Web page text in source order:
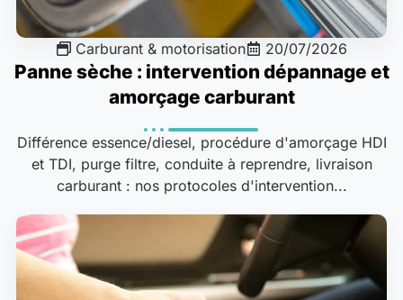
Carburant & motorisation 20/07/2026
Panne sèche : intervention dépannage et
amorçage carburant
Différence essence/diesel, procédure d'amorçage HDI
et TDI, purge filtre, conduite à reprendre, livraison
carburant : nos protocoles d'intervention...